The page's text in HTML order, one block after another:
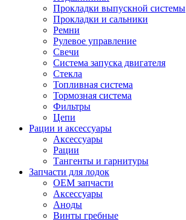
Прокладки выпускной системы
Прокладки и сальники
Ремни
Рулевое управление
Свечи
Система запуска двигателя
Стекла
Топливная система
Тормозная система
Фильтры
Цепи
Рации и аксессуары
Аксессуары
Рации
Тангенты и гарнитуры
Запчасти для лодок
OEM запчасти
Аксессуары
Аноды
Винты гребные